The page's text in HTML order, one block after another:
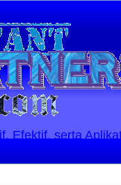
Efektif, serta